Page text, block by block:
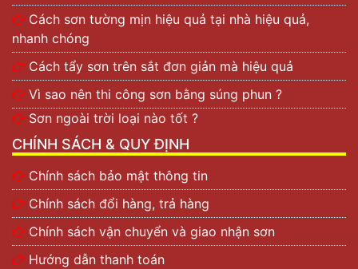
Cách sơn tường mịn hiệu quả tại nhà hiệu quả,
nhanh chóng
Cách tẩy sơn trên sắt đơn giản mà hiệu quả
Vì sao nên thi công sơn bằng súng phun ?
Sơn ngoài trời loại nào tốt ?
CHÍNH SÁCH & QUY ĐỊNH
Chính sách bảo mật thông tin
Chính sách đổi hàng, trả hàng
Chính sách vận chuyển và giao nhận sơn
Hướng dẫn thanh toán